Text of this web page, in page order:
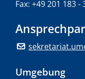
Fax: +49 201 183 -
Umgebung